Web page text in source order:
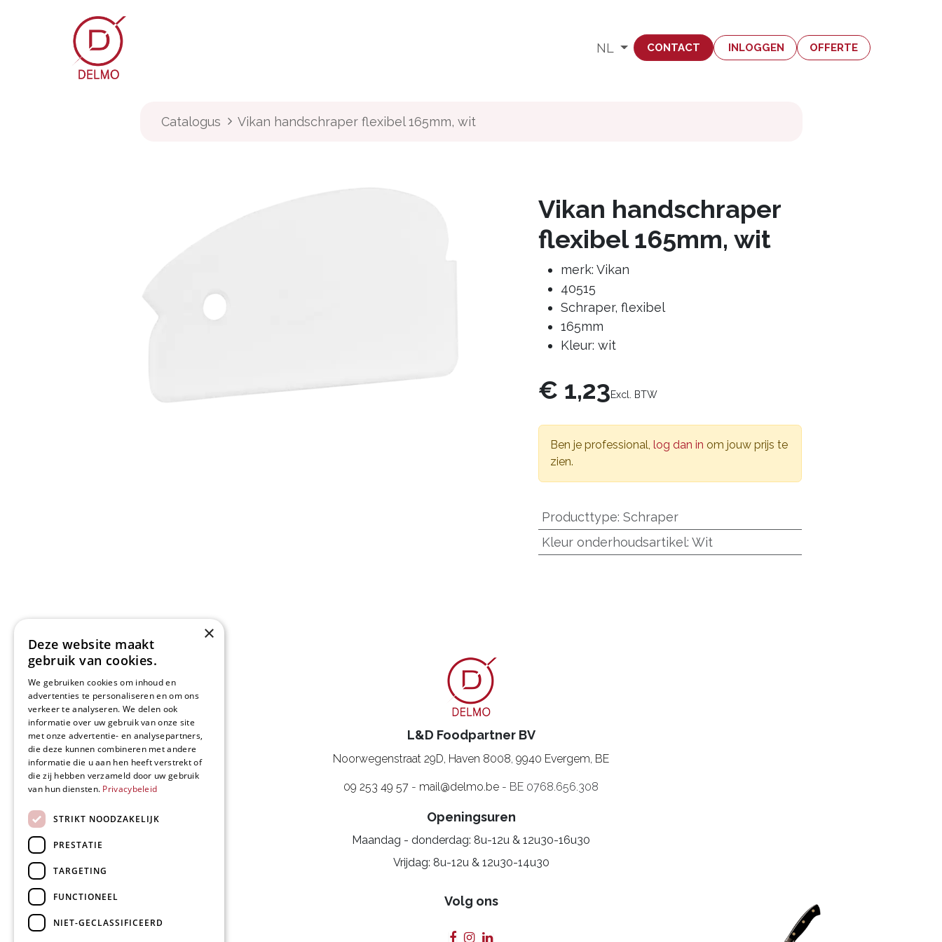
NL CONTACT INLOGGEN OFFERTE
Catalogus Vikan handschraper flexibel 165mm, wit
Vikan handschraper
flexibel 165mm, wit
merk: Vikan
40515
Schraper, flexibel
165mm
Kleur: wit
€ 1,23Excl. BTW
Ben je professional,log dan in om jouw prijs te
zien.
Producttype:Schraper
Kleur onderhoudsartikel:Wit
L&D Foodpartner BV
Noorwegenstraat 29D, Haven 8008, 9940 Evergem, BE
09 253 49 57 - mail@delmo.be - BE 0768.656.308
Openingsuren
Maandag - donderdag: 8u-12u & 12u30-16u30
Vrijdag: 8u-12u & 12u30-14u30
Volg ons
×
Deze website maakt
gebruik van cookies.
We gebruiken cookies om inhoud en
advertenties te personaliseren en om ons
verkeer te analyseren. We delen ook
informatie over uw gebruik van onze site
met onze advertentie- en analysepartners,
die deze kunnen combineren met andere
informatie die u aan hen heeft verstrekt of
die zij hebben verzameld door uw gebruik
van hun diensten. Privacybeleid
STRIKT NOODZAKELIJK
PRESTATIE
TARGETING
FUNCTIONEEL
NIET-GECLASSIFICEERD